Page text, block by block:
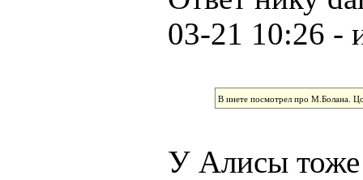
03-21 10:26 -
В инете посмотрел про М.Болана.
У Алисы тоже